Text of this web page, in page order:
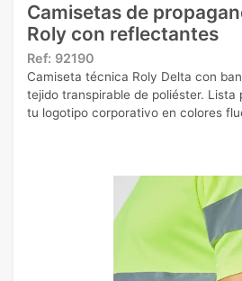
Camisetas de
Roly con reflectantes
Ref: 92190
Camiseta técnica Roly Delta con
tejido transpirable de poliéster. Lista
tu logotipo corporativo en colores